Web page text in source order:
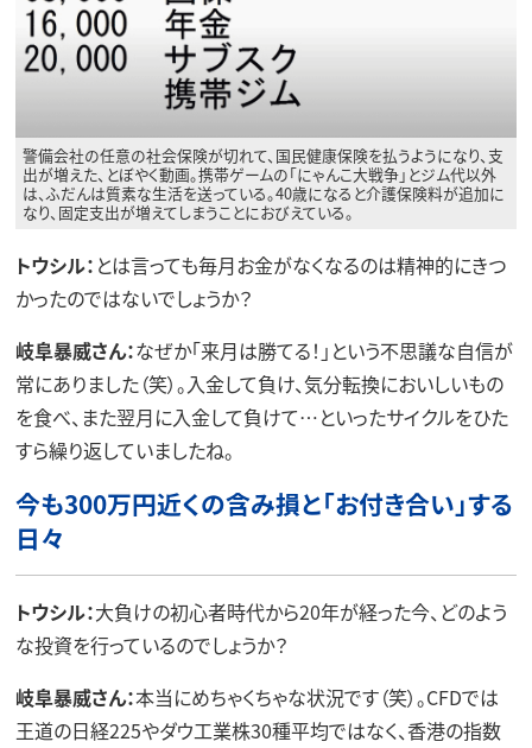
警備会社の任意の社会保険が切れて、国民健康保険を払うようになり、支
出が増えた、とぼやく動画。携帯ゲームの「にゃんこ大戦争」とジム代以外
は、ふだんは質素な生活を送っている。40歳になると介護保険料が追加に
なり、固定支出が増えてしまうことにおびえている。
トウシル： とは言っても毎月お金がなくなるのは精神的にきつ
かったのではないでしょうか？
岐阜暴威さん：なぜか「来月は勝てる！」という不思議な自信が
常にありました（笑）。入金して負け、気分転換においしいもの
を食べ、また翌月に入金して負けて…といったサイクルをひた
すら繰り返していましたね。
今も300万円近くの含み損と「お付き合い」する
日々
トウシル：大負けの初心者時代から20年が経った今、どのよう
な投資を行っているのでしょうか？
岐阜暴威さん：本当にめちゃくちゃな状況です（笑）。CFDでは
王道の日経225やダウ工業株30種平均ではなく、香港の指数